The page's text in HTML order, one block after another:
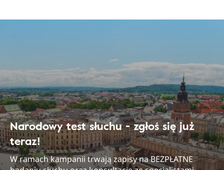
Narodowy test słuchu - zgłoś się już
teraz!
W ramach kampanii trwają zapisy na BEZPŁATNE